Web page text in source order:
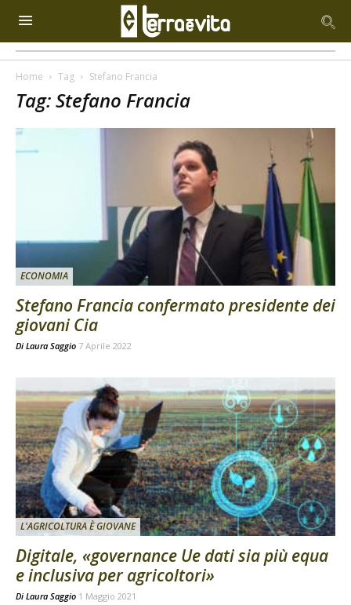
Home Tag Stefano Francia
Tag: Stefano Francia
ECONOMIA
Stefano Francia confermato presidente dei
giovani Cia
Di Laura Saggio 7 Aprile 2022
L'AGRICOLTURA È GIOVANE
Digitale, «governance Ue dati sia più equa
e inclusiva per agricoltori»
Di Laura Saggio 1 Maggio 2021